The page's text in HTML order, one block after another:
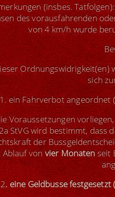
(insbes.
des vorausfahrenden
von 4 km/h wurde
Ordnungswidrigkeit(en)
sich
ein Fahrverbot
Voraussetzungen
StVG wird bestimmt, dass
der
Ablauf vonvier Monatenseit
2. eine Geldbusse